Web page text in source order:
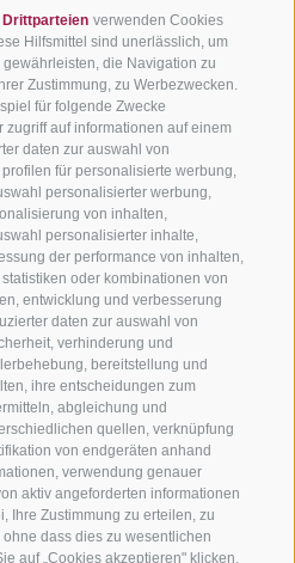
Drittparteien verwenden Cookies
Hilfsmittel sind unerlässlich, um
die Navigation zu
Zustimmung, zu Werbezwecken.
für folgende Zwecke
auf informationen auf einem
daten zur auswahl von
für personalisierte werbung,
personalisierter werbung,
von inhalten,
personalisierter inhalte,
der performance von inhalten,
oder kombinationen von
entwicklung und verbesserung
daten zur auswahl von
verhinderung und
bereitstellung und
ihre entscheidungen zum
abgleichung und
quellen, verknüpfung
von endgeräten anhand
verwendung genauer
aktiv angeforderten informationen
Ihre Zustimmung zu erteilen, zu
dass dies zu wesentlichen
auf „Cookies akzeptieren" klicken,